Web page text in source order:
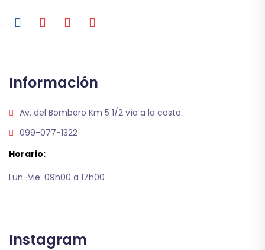
Información
Av. del Bombero Km 5 1/2 vía a la costa
099-077-1322
Horario:
Lun-Vie: 09h00 a 17h00
Instagram